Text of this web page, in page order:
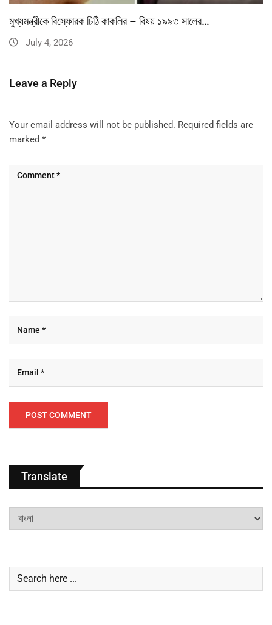
মুখ্যমন্ত্রীকে বিস্ফোরক চিঠি কাকলির – বিষয় ১৯৯৩ সালের…
July 4, 2026
Leave a Reply
Your email address will not be published. Required fields are
marked *
Translate